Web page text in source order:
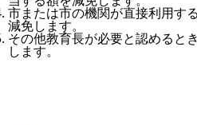
市または市の機関が直接利用す
減免します。
その他教育長が必要と認めると
します。